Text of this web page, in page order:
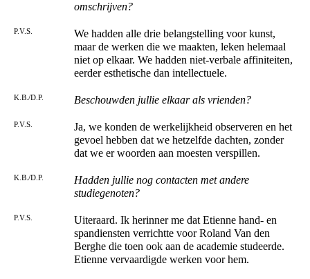
omschrijven?
P.V.S.
We hadden alle drie belangstelling voor kunst,
maar de werken die we maakten, leken helemaal
niet op elkaar. We hadden niet-verbale affiniteiten,
eerder esthetische dan intellectuele.
K.B./D.P. Beschouwden jullie elkaar als vrienden?
P.V.S.
Ja, we konden de werkelijkheid observeren en het
gevoel hebben dat we hetzelfde dachten, zonder
dat we er woorden aan moesten verspillen.
K.B./D.P.
Hadden jullie nog contacten met andere
studiegenoten?
P.V.S.
Uiteraard. Ik herinner me dat Etienne hand- en
spandiensten verrichtte voor Roland Van den
Berghe die toen ook aan de academie studeerde.
Etienne vervaardigde werken voor hem.